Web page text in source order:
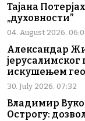
Тајана
„духовности”
04. August 2026.
Александар
искушењем
30. July 2026. 07:32
Владимир
Острогу: